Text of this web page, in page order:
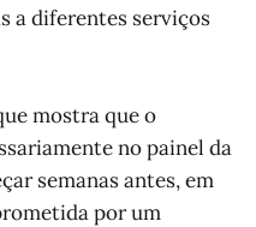
a diferentes serviços
mostra que o
no painel da
semanas antes, em
por um